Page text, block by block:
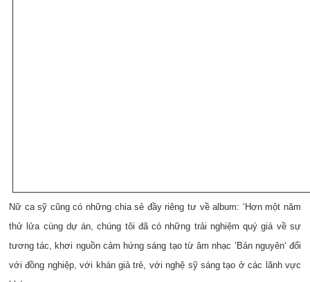
Nữ ca sỹ cũng có những chia sẻ đầy riêng tư về album: ‘Hơn một năm
thử lửa cùng dự án, chúng tôi đã có những trải nghiệm quý giá về sự
tương tác, khơi nguồn cảm hứng sáng tạo từ âm nhạc ’Bản nguyên‘ đối
với đồng nghiệp, với khán giả trẻ, với nghệ sỹ sáng tạo ở các lãnh vực